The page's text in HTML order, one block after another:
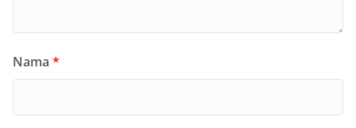
Nama *